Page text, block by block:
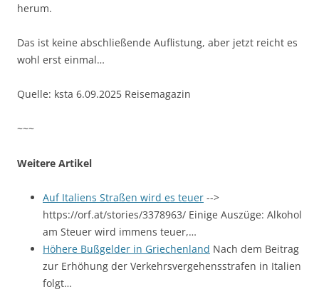
herum.
Das ist keine abschließende Auflistung, aber jetzt reicht es
wohl erst einmal…
Quelle: ksta 6.09.2025 Reisemagazin
~~~
Weitere Artikel
Auf Italiens Straßen wird es teuer -->
https://orf.at/stories/3378963/ Einige Auszüge: Alkohol
am Steuer wird immens teuer,…
Höhere Bußgelder in Griechenland Nach dem Beitrag
zur Erhöhung der Verkehrsvergehensstrafen in Italien
folgt…